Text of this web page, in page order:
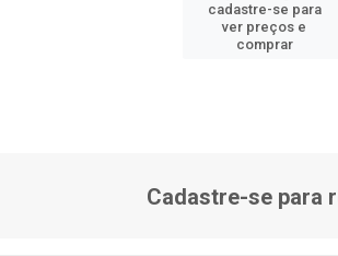
cadastre-se para
ver preços e
comprar
Cadastre-se para